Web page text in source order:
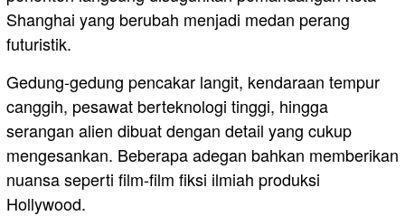
Shanghai yang berubah menjadi medan perang
futuristik.
Gedung-gedung pencakar langit, kendaraan tempur
canggih, pesawat berteknologi tinggi, hingga
serangan alien dibuat dengan detail yang cukup
mengesankan. Beberapa adegan bahkan memberikan
nuansa seperti film-film fiksi ilmiah produksi
Hollywood.